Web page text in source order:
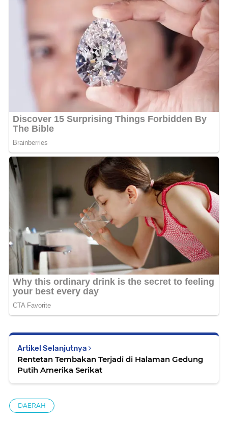
Artikel Selanjutnya
Rentetan Tembakan Terjadi di Halaman Gedung
Putih Amerika Serikat
DAERAH